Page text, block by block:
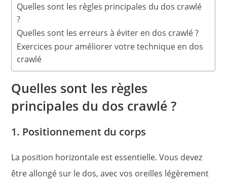
Quelles sont les règles principales du dos crawlé
?
Quelles sont les erreurs à éviter en dos crawlé ?
Exercices pour améliorer votre technique en dos
crawlé
Quelles sont les règles
principales du dos crawlé ?
1. Positionnement du corps
La position horizontale est essentielle. Vous devez
être allongé sur le dos, avec vos oreilles légèrement